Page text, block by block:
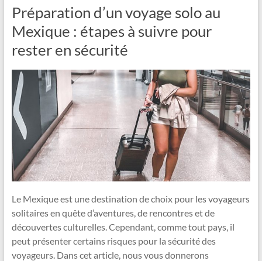
Préparation d’un voyage solo au
Mexique : étapes à suivre pour
rester en sécurité
Le Mexique est une destination de choix pour les voyageurs
solitaires en quête d’aventures, de rencontres et de
découvertes culturelles. Cependant, comme tout pays, il
peut présenter certains risques pour la sécurité des
voyageurs. Dans cet article, nous vous donnerons